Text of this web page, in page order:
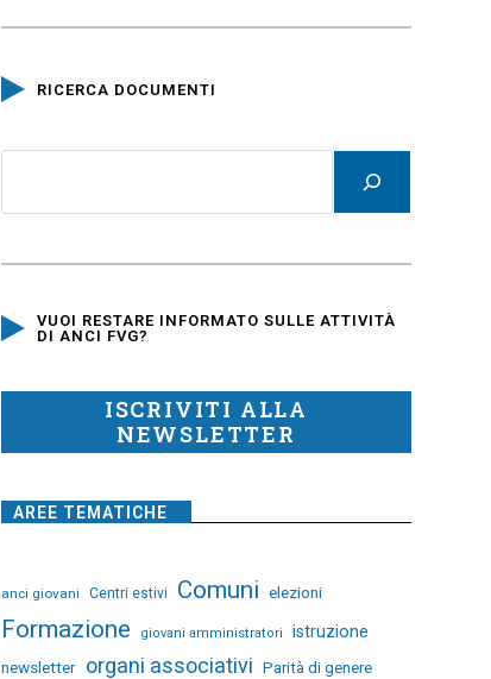
RICERCA DOCUMENTI
VUOI RESTARE INFORMATO SULLE ATTIVITÀ
DI ANCI FVG?
ISCRIVITI ALLA
NEWSLETTER
AREE TEMATICHE
anci giovani Centri estivi Comuni elezioni
Formazione giovani amministratori
istruzione
newsletter organi associativi Parità di genere